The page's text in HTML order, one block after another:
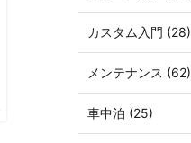
カスタム入門 (28)
メンテナンス (62)
車中泊 (25)